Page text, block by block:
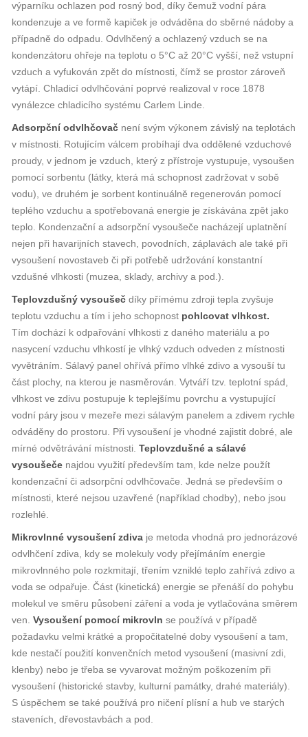
výparníku ochlazen pod rosný bod, díky čemuž vodní pára
kondenzuje a ve formě kapiček je odváděna do sběrné nádoby a
případně do odpadu. Odvlhčený a ochlazený vzduch se na
kondenzátoru ohřeje na teplotu o 5°C až 20°C vyšší, než vstupní
vzduch a vyfukován zpět do místnosti, čímž se prostor zároveň
vytápí. Chladicí odvlhčování poprvé realizoval v roce 1878
vynálezce chladicího systému Carlem Linde.
Adsorpční odvlhčovač není svým výkonem závislý na teplotách
v místnosti. Rotujícím válcem probíhají dva oddělené vzduchové
proudy, v jednom je vzduch, který z přístroje vystupuje, vysoušen
pomocí sorbentu (látky, která má schopnost zadržovat v sobě
vodu), ve druhém je sorbent kontinuálně regenerován pomocí
teplého vzduchu a spotřebovaná energie je získávána zpět jako
teplo. Kondenzační a adsorpční vysoušeče nacházejí uplatnění
nejen při havarijních stavech, povodních, záplavách ale také při
vysoušení novostaveb či při potřebě udržování konstantní
vzdušné vlhkosti (muzea, sklady, archivy a pod.).
Teplovzdušný vysoušeč díky přímému zdroji tepla zvyšuje
teplotu vzduchu a tím i jeho schopnost pohlcovat vlhkost.
Tím dochází k odpařování vlhkosti z daného materiálu a po
nasycení vzduchu vlhkostí je vlhký vzduch odveden z místnosti
vyvětráním. Sálavý panel ohřívá přímo vlhké zdivo a vysouší tu
část plochy, na kterou je nasměrován. Vytváří tzv. teplotní spád,
vlhkost ve zdivu postupuje k teplejšímu povrchu a vystupující
vodní páry jsou v mezeře mezi sálavým panelem a zdivem rychle
odváděny do prostoru. Při vysoušení je vhodné zajistit dobré, ale
mírné odvětrávání místnosti. Teplovzdušné a sálavé
vysoušeče najdou využití především tam, kde nelze použít
kondenzační či adsorpční odvlhčovače. Jedná se především o
místnosti, které nejsou uzavřené (například chodby), nebo jsou
rozlehlé.
Mikrovlnné vysoušení zdiva je metoda vhodná pro jednorázové
odvlhčení zdiva, kdy se molekuly vody přejímáním energie
mikrovlnného pole rozkmitají, třením vzniklé teplo zahřívá zdivo a
voda se odpařuje. Část (kinetická) energie se přenáší do pohybu
molekul ve směru působení záření a voda je vytlačována směrem
ven. Vysoušení pomocí mikrovln se používá v případě
požadavku velmi krátké a propočitatelné doby vysoušení a tam,
kde nestačí použití konvenčních metod vysoušení (masivní zdi,
klenby) nebo je třeba se vyvarovat možným poškozením při
vysoušení (historické stavby, kulturní památky, drahé materiály).
S úspěchem se také používá pro ničení plísní a hub ve starých
staveních, dřevostavbách a pod.